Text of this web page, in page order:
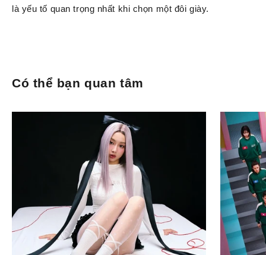
là yếu tố quan trọng nhất khi chọn một đôi giày.
Có thể bạn quan tâm